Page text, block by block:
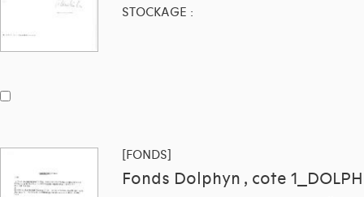
STOCKAGE :
[FONDS]
Fonds Dolphyn , cote 1_DOLPH